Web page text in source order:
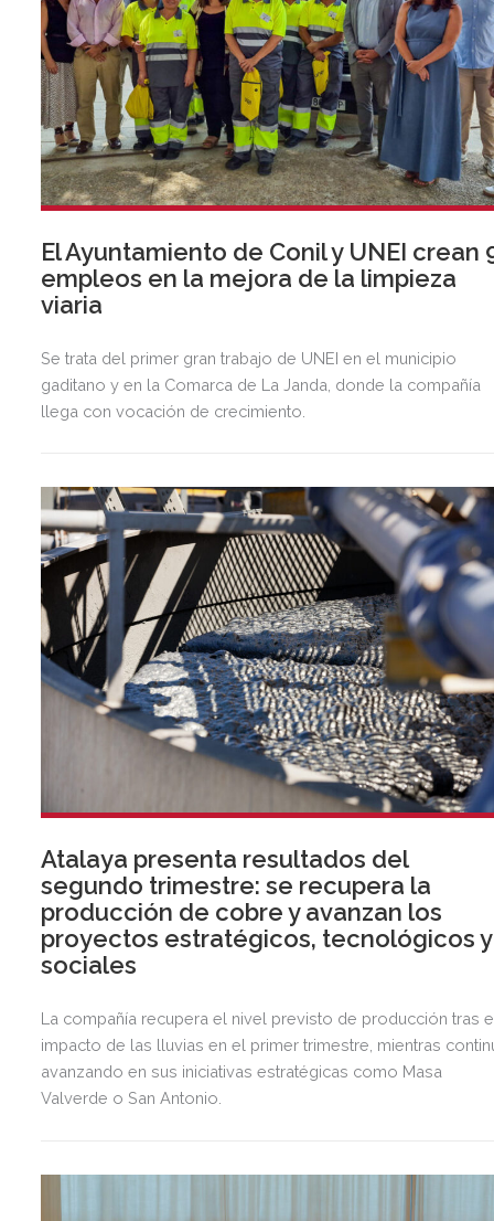
El Ayuntamiento de Conil y UNEI crean
empleos en la mejora de la limpieza
viaria
Se trata del primer gran trabajo de UNEI en el municipio
gaditano y en la Comarca de La Janda, donde la compañía
llega con vocación de crecimiento.
Atalaya presenta resultados del
segundo trimestre: se recupera la
producción de cobre y avanzan los
proyectos estratégicos, tecnológicos y
sociales
La compañía recupera el nivel previsto de producción tras
impacto de las lluvias en el primer trimestre, mientras
avanzando en sus iniciativas estratégicas como Masa
Valverde o San Antonio.